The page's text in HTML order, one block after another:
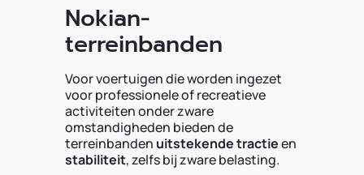
Nokian-
terreinbanden
Voor voertuigen die worden ingezet
voor professionele of recreatieve
activiteiten onder zware
omstandigheden bieden de
terreinbanden uitstekende tractieen
stabiliteit, zelfs bij zware belasting.